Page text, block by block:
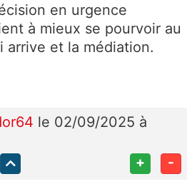
en urgence
à mieux se pourvoir au
arrive et la médiation.
le 02/09/2025 à
+ -